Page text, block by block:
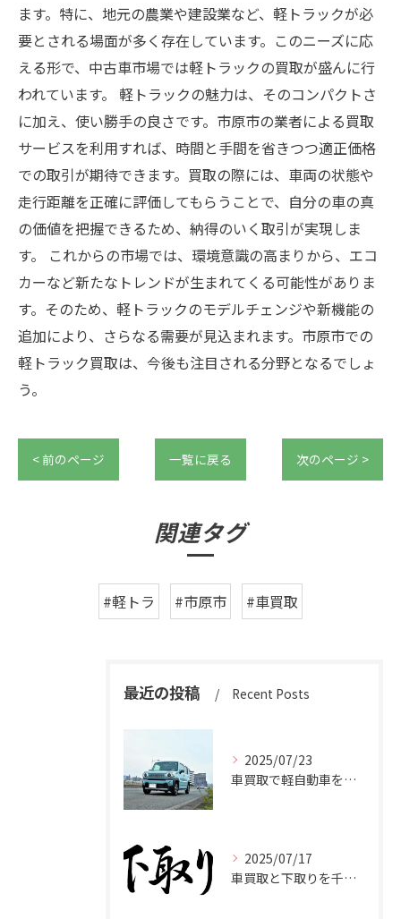
ます。特に、地元の農業や建設業など、軽トラックが必
要とされる場面が多く存在しています。このニーズに応
える形で、中古車市場では軽トラックの買取が盛んに行
われています。 軽トラックの魅力は、そのコンパクトさ
に加え、使い勝手の良さです。市原市の業者による買取
サービスを利用すれば、時間と手間を省きつつ適正価格
での取引が期待できます。買取の際には、車両の状態や
走行距離を正確に評価してもらうことで、自分の車の真
の価値を把握できるため、納得のいく取引が実現しま
す。 これからの市場では、環境意識の高まりから、エコ
カーなど新たなトレンドが生まれてくる可能性がありま
す。そのため、軽トラックのモデルチェンジや新機能の
追加により、さらなる需要が見込まれます。市原市での
軽トラック買取は、今後も注目される分野となるでしょ
う。
< 前のページ 一覧に戻る 次のページ >
関連タグ
#軽トラ #市原市 #車買取
最近の投稿 Recent Posts
2025/07/23
車買取で軽自動車を千葉県市原市で高く売るための相場と査定ポイント
2025/07/17
車買取と下取りを千葉県市原市で賢く使い分けて高く売るコツ